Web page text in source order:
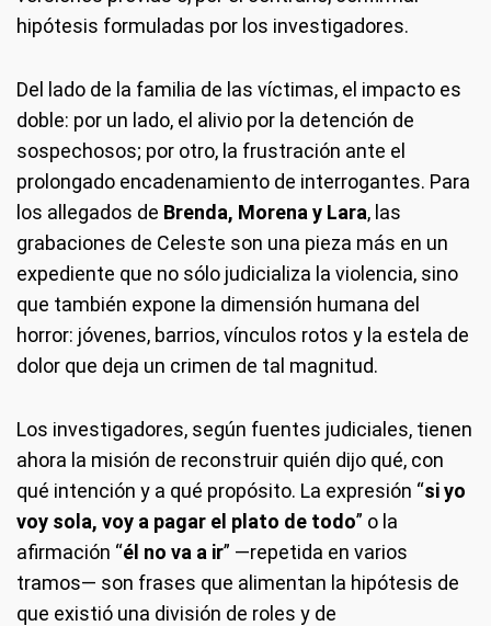
hipótesis formuladas por los investigadores.
Del lado de la familia de las víctimas, el impacto es
doble: por un lado, el alivio por la detención de
sospechosos; por otro, la frustración ante el
prolongado encadenamiento de interrogantes. Para
los allegados de Brenda, Morena y Lara, las
grabaciones de Celeste son una pieza más en un
expediente que no sólo judicializa la violencia, sino
que también expone la dimensión humana del
horror: jóvenes, barrios, vínculos rotos y la estela de
dolor que deja un crimen de tal magnitud.
Los investigadores, según fuentes judiciales, tienen
ahora la misión de reconstruir quién dijo qué, con
qué intención y a qué propósito. La expresión “si yo
voy sola, voy a pagar el plato de todo” o la
afirmación “él no va a ir” —repetida en varios
tramos— son frases que alimentan la hipótesis de
que existió una división de roles y de